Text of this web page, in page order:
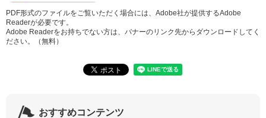
PDF形式のファイルをご覧いただく場合には、Adobe社が提供するAdobe
Readerが必要です。
Adobe Readerをお持ちでない方は、バナーのリンク先からダウンロードしてく
ださい。（無料）
おすすめコンテンツ